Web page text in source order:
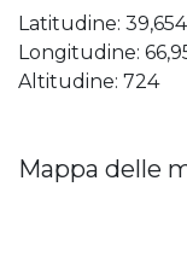
Latitudine:
Longitudine:
Altitudine: 724
Mappa delle